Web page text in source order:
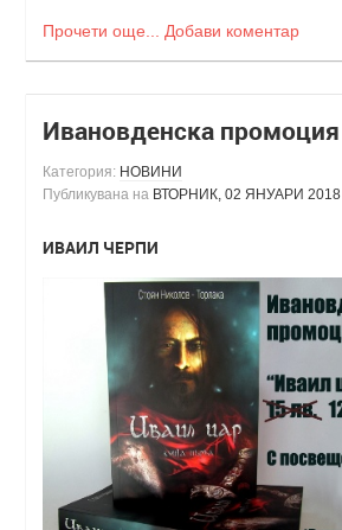
Прочети още... Добави коментар
Ивановденска промоция
Категория: НОВИНИ
Публикувана на ВТОРНИК, 02 ЯНУАРИ 2018
ИВАИЛ ЧЕРПИ